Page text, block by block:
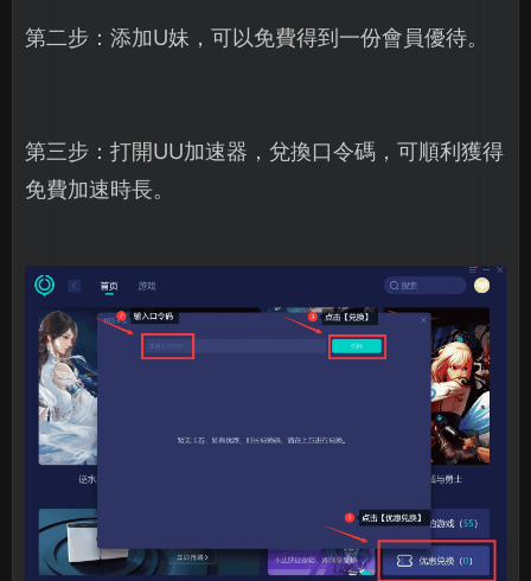
第二步：添加U妹，可以免費得到一份會員優待。
第三步：打開UU加速器，兌換口令碼，可順利獲得
免費加速時長。